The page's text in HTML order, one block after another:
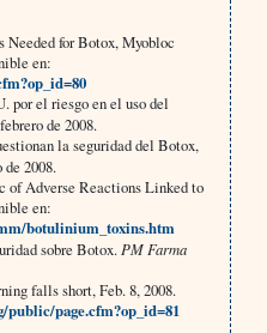
for Botox, Myobloc
en:
por el riesgo en el uso del
de 2008.
la seguridad del Botox,
2008.
of Adverse Reactions Linked to
en:
botulinium_toxins.htm
sobre Botox. PM Farma
falls short, Feb. 8, 2008.
page.cfm?op_id=81